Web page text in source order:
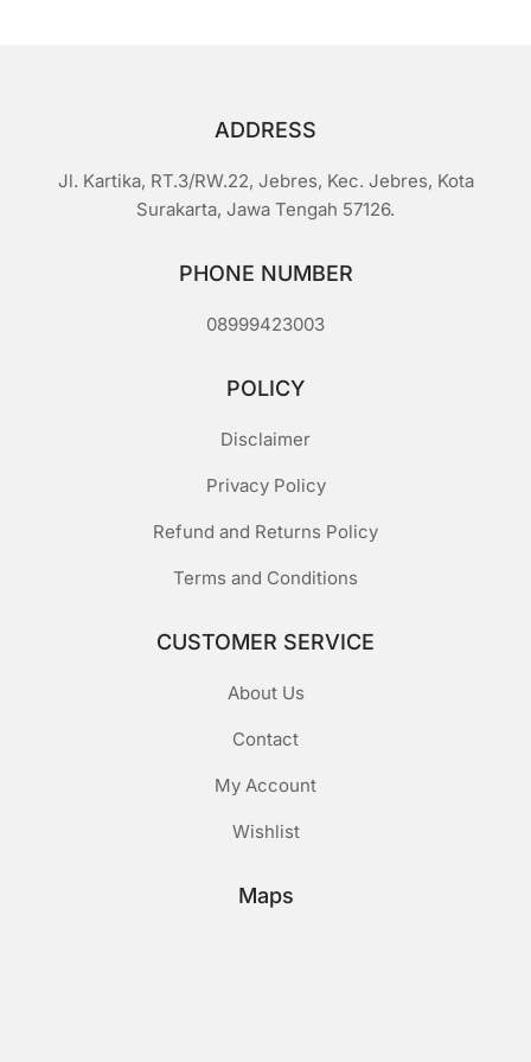
ADDRESS
Jl. Kartika, RT.3/RW.22, Jebres, Kec. Jebres, Kota
Surakarta, Jawa Tengah 57126.
PHONE NUMBER
08999423003
POLICY
Disclaimer
Privacy Policy
Refund and Returns Policy
Terms and Conditions
CUSTOMER SERVICE
About Us
Contact
My Account
Wishlist
Maps